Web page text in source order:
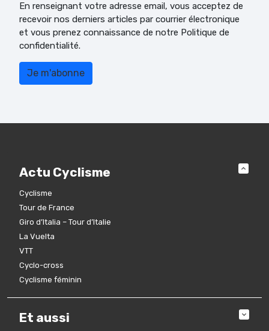
En renseignant votre adresse email, vous acceptez de
recevoir nos derniers articles par courrier électronique
et vous prenez connaissance de notre Politique de
confidentialité.
Actu Cyclisme
Cyclisme
Tour de France
Giro d’Italia – Tour d’Italie
La Vuelta
VTT
Cyclo-cross
Cyclisme féminin
Et aussi